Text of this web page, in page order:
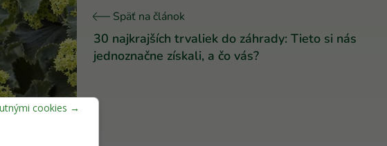
Späť na článok
30 najkrajších trvaliek do záhrady: Tieto si nás
jednoznačne získali, a čo vás?